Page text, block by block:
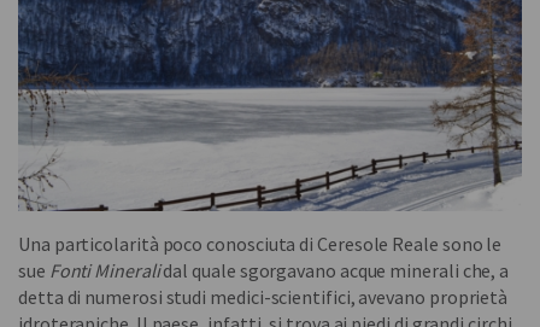
Una particolarità poco conosciuta di Ceresole Reale sono le
sue Fonti Mineralidal quale sgorgavano acque minerali che, a
detta di numerosi studi medici-scientifici, avevano proprietà